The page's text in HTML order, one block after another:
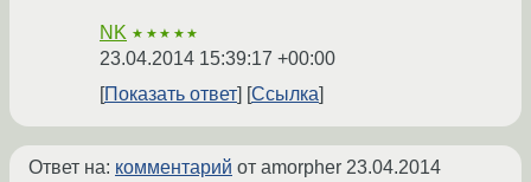
NK ★★★★★
23.04.2014 15:39:17 +00:00
Показать ответ
Ссылка
Ответ на: комментарий от amorpher 23.04.2014